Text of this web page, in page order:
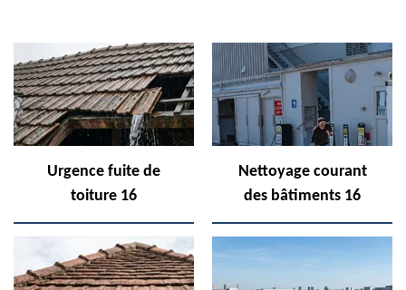
Urgence fuite de
toiture 16
Nettoyage courant
des bâtiments 16